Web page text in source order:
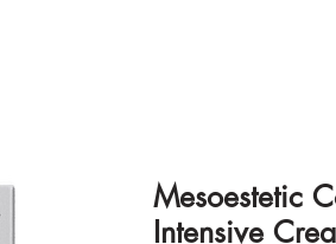
Mesoestetic
Intensive